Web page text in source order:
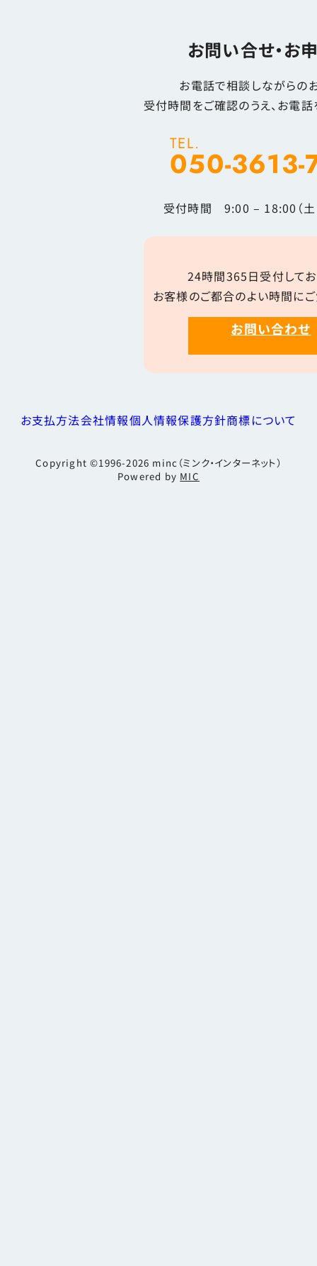
お問い合せ・お
お電話で相談しながらの
受付時間をご確認のうえ、お電話
TEL.
050-3613-
受付時間 9:00 – 18:00（土
24時間365日受付してお
お客様のご都合のよい時間にご
お問い合わせ
お支払方法会社情報個人情報保護方針商標について
Copyright ©1996-2026 minc（ミンク・インターネット）
Powered by MIC